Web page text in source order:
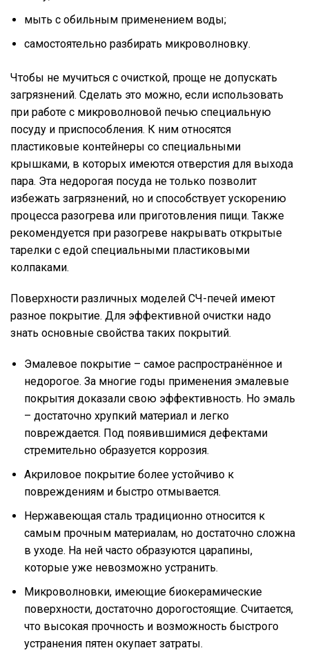
мыть с обильным применением воды;
самостоятельно разбирать микроволновку.
Чтобы не мучиться с очисткой, проще не допускать
загрязнений. Сделать это можно, если использовать
при работе с микроволновой печью специальную
посуду и приспособления. К ним относятся
пластиковые контейнеры со специальными
крышками, в которых имеются отверстия для выхода
пара. Эта недорогая посуда не только позволит
избежать загрязнений, но и способствует ускорению
процесса разогрева или приготовления пищи. Также
рекомендуется при разогреве накрывать открытые
тарелки с едой специальными пластиковыми
колпаками.
Поверхности различных моделей СЧ-печей имеют
разное покрытие. Для эффективной очистки надо
знать основные свойства таких покрытий.
Эмалевое покрытие – самое распространённое и
недорогое. За многие годы применения эмалевые
покрытия доказали свою эффективность. Но эмаль
– достаточно хрупкий материал и легко
повреждается. Под появившимися дефектами
стремительно образуется коррозия.
Акриловое покрытие более устойчиво к
повреждениям и быстро отмывается.
Нержавеющая сталь традиционно относится к
самым прочным материалам, но достаточно сложна
в уходе. На ней часто образуются царапины,
которые уже невозможно устранить.
Микроволновки, имеющие биокерамические
поверхности, достаточно дорогостоящие. Считается,
что высокая прочность и возможность быстрого
устранения пятен окупает затраты.